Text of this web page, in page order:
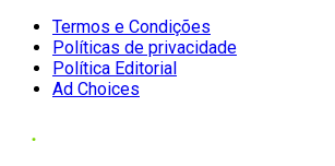
Termos e Condições
Políticas de privacidade
Política Editorial
Ad Choices